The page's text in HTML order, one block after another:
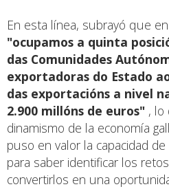
En esta línea, subrayó que
"ocupamos a quinta
das Comunidades
exportadoras do Estado
das exportacións a nivel
2.900 millóns de euros" , lo
dinamismo de la economía
puso en valor la capacidad
para saber identificar los
convertirlos en una